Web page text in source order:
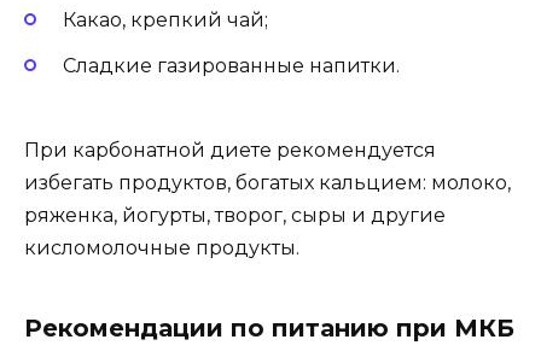
Какао, крепкий чай;
Сладкие газированные напитки.
При карбонатной диете рекомендуется
избегать продуктов, богатых кальцием: молоко,
ряженка, йогурты, творог, сыры и другие
кисломолочные продукты.
Рекомендации по питанию при МКБ